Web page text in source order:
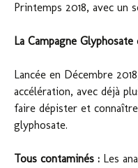
Printemps 2018, avec un
La Campagne
Lancée en Décembre
accélération, avec déjà
faire dépister et
glyphosate.
Tous contaminés : Les